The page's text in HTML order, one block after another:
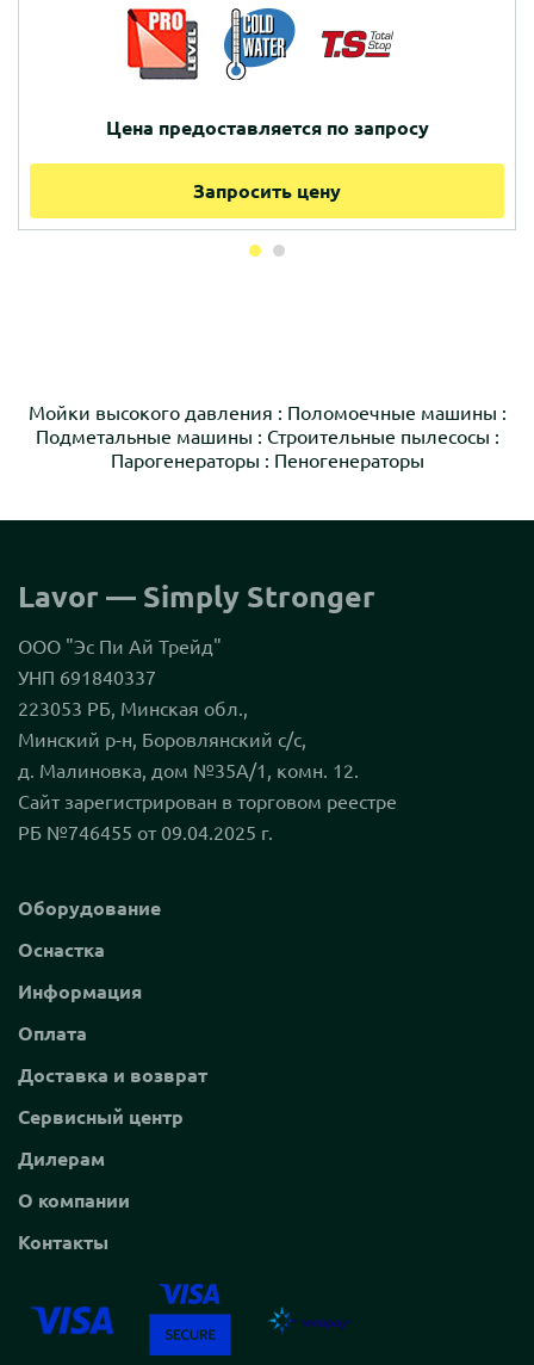
Цена предоставляется по запросу
Запросить цену
Мойки высокого давления : Поломоечные машины :
Подметальные машины : Строительные пылесосы :
Парогенераторы : Пеногенераторы
Lavor — Simply Stronger
ООО "Эс Пи Ай Трейд"
УНП 691840337
223053 РБ, Минская обл.,
Минский р-н, Боровлянский с/с,
д. Малиновка, дом №35А/1, комн. 12.
Сайт зарегистрирован в торговом реестре
РБ №746455 от 09.04.2025 г.
Оборудование
Оснастка
Информация
Оплата
Доставка и возврат
Сервисный центр
Дилерам
О компании
Контакты